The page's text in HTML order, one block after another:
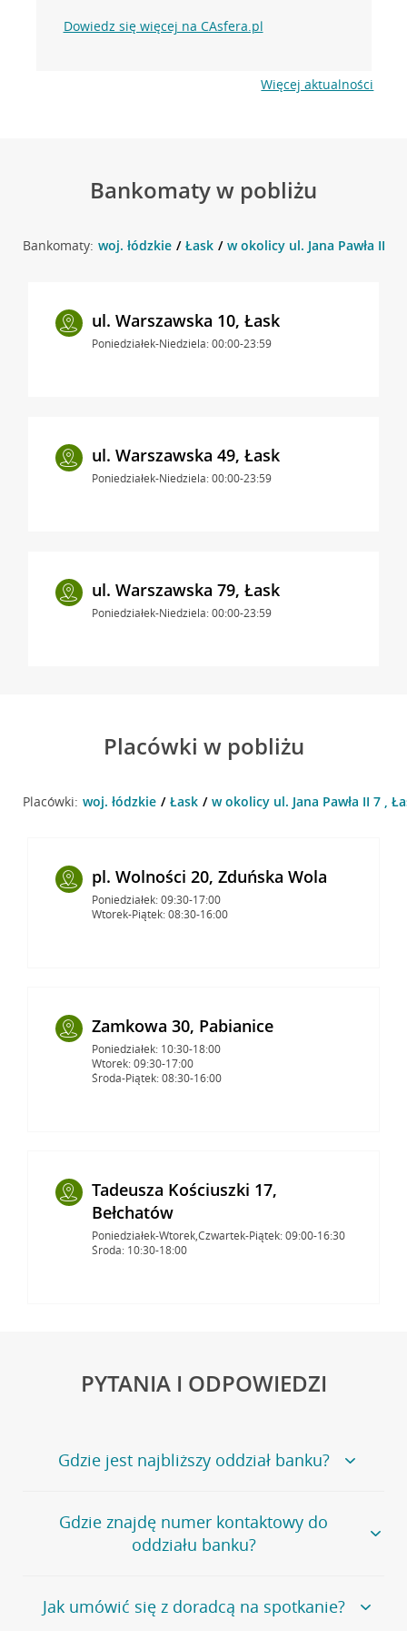
Dowiedz się więcej na CAsfera.pl
Więcej aktualności
Bankomaty w pobliżu
Bankomaty: woj. łódzkie Łask w okolicy ul. Jana Pawła II 7 ,
ul. Warszawska 10, Łask
Poniedziałek-Niedziela: 00:00-23:59
ul. Warszawska 49, Łask
Poniedziałek-Niedziela: 00:00-23:59
ul. Warszawska 79, Łask
Poniedziałek-Niedziela: 00:00-23:59
Placówki w pobliżu
Placówki: woj. łódzkie Łask w okolicy ul. Jana Pawła II 7 ,
pl. Wolności 20, Zduńska Wola
Poniedziałek: 09:30-17:00
Wtorek-Piątek: 08:30-16:00
Zamkowa 30, Pabianice
Poniedziałek: 10:30-18:00
Wtorek: 09:30-17:00
Środa-Piątek: 08:30-16:00
Tadeusza Kościuszki 17,
Bełchatów
Poniedziałek-Wtorek,Czwartek-Piątek: 09:00-16:30
Środa: 10:30-18:00
PYTANIA I ODPOWIEDZI
Gdzie jest najbliższy oddział banku?
Jeśli szukasz oddziału naszego banku, zapraszamy na
stronęPlacówki i bankomaty, na której znajduje się
wygodna wyszukiwarka.
oddziałów
Gdzie znajdę numer kontaktowy do
oddziału banku?
Bank Credit Agricole nie udostępnia ogólnego numeru
telefonu do placówki bankowej.
Jak umówić się z doradcą na spotkanie?